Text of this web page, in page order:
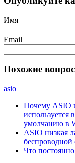
Имя
Email
Похожие
asio
Почему ASIO
используется
умолчанию в
ASIO низкая
беспроводной
Что